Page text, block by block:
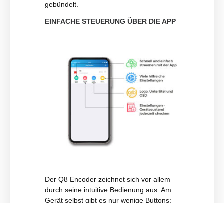
gebündelt.
EINFACHE STEUERUNG ÜBER DIE APP
Der Q8 Encoder zeichnet sich vor allem
durch seine intuitive Bedienung aus. Am
Gerät selbst gibt es nur wenige Buttons: